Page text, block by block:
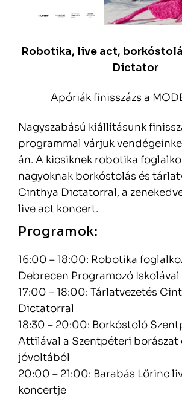
Robotika, live act,
Dictator
Apóriák finisszázs a
Nagyszabású kiállításunk
programmal várjuk
án. A kicsiknek robotika
nagyoknak borkóstolás és
Cinthya Dictatorral, a
live act koncert.
Programok:
16:00 – 18:00: Robotika
Debrecen Programozó Iskolával
17:00 – 18:00: Tárlatvezetés
Dictatorral
18:30 – 20:00: Borkóstoló
Attilával a Szentpéteri borászat
jóvoltából
20:00 – 21:00: Barabás Lőrinc
koncertje